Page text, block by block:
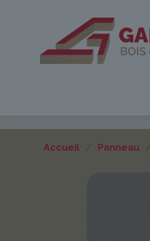
Accueil / Panneau